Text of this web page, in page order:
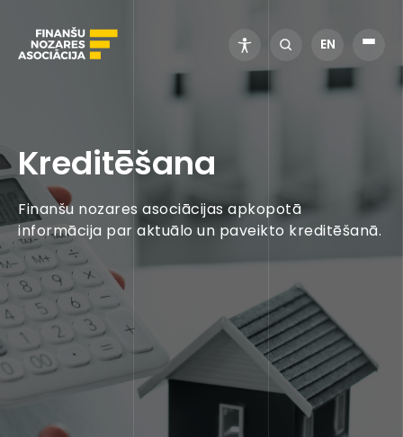
EN
Kreditēšana
Finanšu nozares asociācijas apkopotā
informācija par aktuālo un paveikto kreditēšanā.